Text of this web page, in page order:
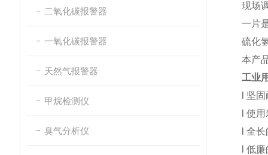
二氧化碳报警器
一氧化碳报警器
天然气报警器
甲烷检测仪
臭气分析仪
现场
一片
硫化
本产
工业
l 坚
l 使
l 全
l 低